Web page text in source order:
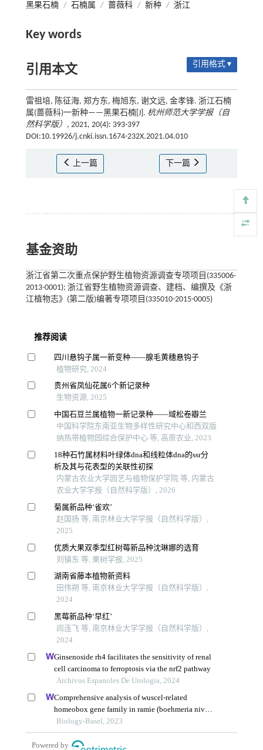
黑果石楠 / 石楠属 / 蔷薇科 / 新种 / 浙江
Key words
引用本文 引用格式 ▾
雷祖培, 陈征海, 郑方东, 梅旭东, 谢文远, 金孝锋. 浙江石楠
属(蔷薇科)一新种——黑果石楠[J]. 杭州师范大学学报（自
然科学版） , 2021, 20(4): 393-397
DOI:10.19926/j.cnki.issn.1674-232X.2021.04.010
上一篇 下一篇
基金资助
浙江省第二次重点保护野生植物资源调查专项项目(335006-
2013-0001); 浙江省野生植物资源调查、建档、编撰及《浙
江植物志》(第二版)编著专项项目(335010-2015-0005)